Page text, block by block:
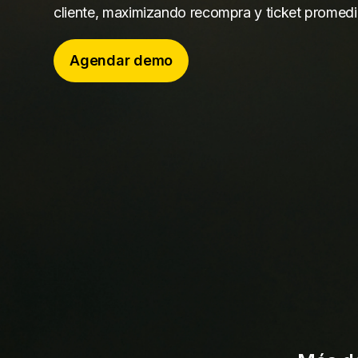
cliente, maximizando recompra y ticket
Agendar demo